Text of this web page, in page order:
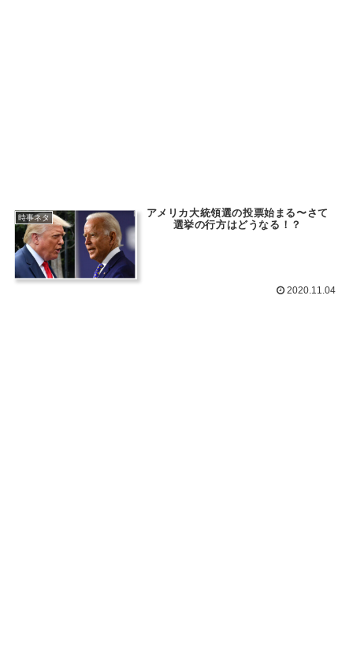
時事ネタ
アメリカ大統領選の投票始まる〜さて
選挙の行方はどうなる！？
2020.11.04